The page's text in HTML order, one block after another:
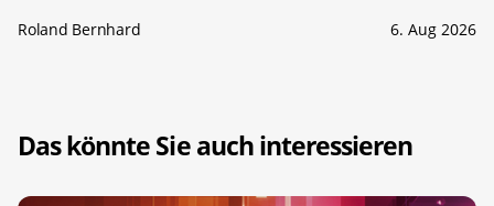
Roland Bernhard 6. Aug 2026
Das könnte Sie auch interessieren